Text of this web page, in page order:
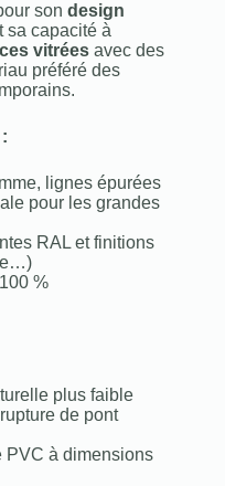
son design
sa capacité à
vitréesavec des
préféré des
lignes épurées
pour les grandes
RAL et finitions
%
plus faible
de pont
PVC à dimensions